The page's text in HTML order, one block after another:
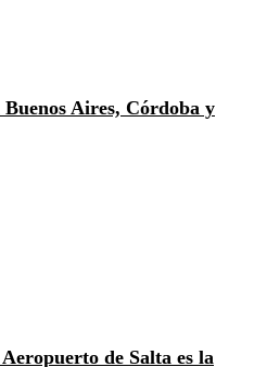
Aires, Córdoba y
de Salta es la